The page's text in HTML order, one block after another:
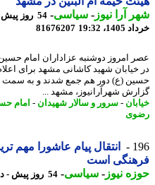
آرا نیوز-سیاسی-
19:32
81676207
امروز دوشنبه عزاداران امام حسین
شهید کاشانی مشهد برای اعلام
(ع) دور هم جمع شدند و به سمت حرم
شهرآرانیوز، مشهد ...
-سرور و سالار شهیدان- امام حسین
انتقال پیام عاشورا مهم ترین
است
نیوز-سیاسی-54 روز پیش - دوشنبه 25 خرداد 1405، 17:17